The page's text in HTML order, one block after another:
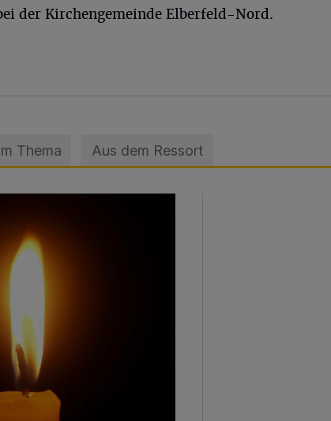
der Kirchengemeinde Elberfeld-Nord.
Thema Aus dem Ressort